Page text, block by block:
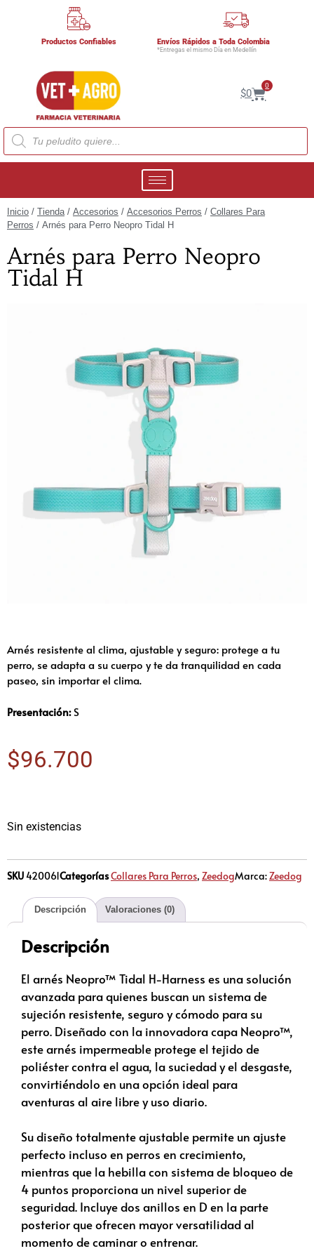
Productos Confiables Envíos Rápidos a Toda Colombia
*Entregas el mismo Día en Medellín
$0
0
Inicio / Tienda/ Accesorios / Accesorios Perros / Collares Para
Perros / Arnés para Perro Neopro Tidal H
Arnés para Perro Neopro
Tidal H
Arnés resistente al clima, ajustable y seguro: protege a tu
perro, se adapta a su cuerpo y te da tranquilidad en cada
paseo, sin importar el clima.
Presentación:S
$96.700
Sin existencias
SKU420061CategoríasCollares Para Perros, ZeedogMarca:Zeedog
Descripción Valoraciones (0)
Descripción
El arnés Neopro™ Tidal H-Harness es una solución
avanzada para quienes buscan un sistema de
sujeción resistente, seguro y cómodo para su
perro. Diseñado con la innovadora capa Neopro™,
este arnés impermeable protege el tejido de
poliéster contra el agua, la suciedad y el desgaste,
convirtiéndolo en una opción ideal para
aventuras al aire libre y uso diario.
Su diseño totalmente ajustable permite un ajuste
perfecto incluso en perros en crecimiento,
mientras que la hebilla con sistema de bloqueo de
4 puntos proporciona un nivel superior de
seguridad. Incluye dos anillos en D en la parte
posterior que ofrecen mayor versatilidad al
momento de caminar o entrenar.